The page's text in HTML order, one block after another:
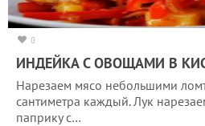
0
ИНДЕЙКА С ОВОЩАМИ В
Нарезаем мясо небольшими
сантиметра каждый. Лук
паприку с…